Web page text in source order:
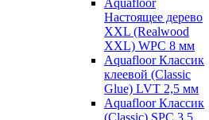
Aquafloor
Настоящее дерево
XXL (Realwood
XXL) WPC 8 мм
Aquafloor Классик
клеевой (Classic
Glue) LVT 2,5 мм
Aquafloor Классик
(Classic) SPC 3,5